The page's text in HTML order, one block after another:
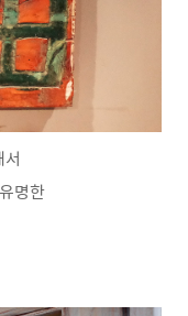
유명한